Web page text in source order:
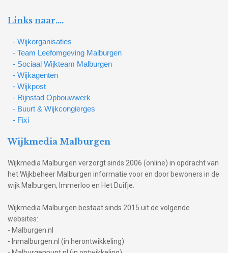
Links naar….
- Wijkorganisaties
- Team Leefomgeving Malburgen
- Sociaal Wijkteam Malburgen
- Wijkagenten
- Wijkpost
- Rijnstad Opbouwwerk
- Buurt & Wijkcongierges
- Fixi
Wijkmedia Malburgen
Wijkmedia Malburgen verzorgt sinds 2006 (online) in opdracht van
het Wijkbeheer Malburgen informatie voor en door bewoners in de
wijk Malburgen, Immerloo en Het Duifje.
Wijkmedia Malburgen bestaat sinds 2015 uit de volgende
websites:
- Malburgen.nl
- Inmalburgen.nl (in herontwikkeling)